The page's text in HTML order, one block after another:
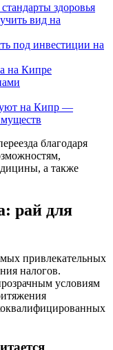
здоровья
вид на
под инвестиции на
на Кипре
на Кипр —
благодаря
а также
рай для
привлекательных
налогов.
условиям